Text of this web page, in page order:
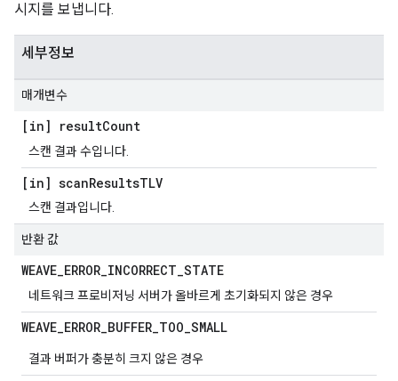
시지를 보냅니다.
세부정보
매개변수
[in] resultCount
스캔 결과 수입니다.
[in] scanResultsTLV
스캔 결과입니다.
반환 값
WEAVE_ERROR_INCORRECT_STATE
네트워크 프로비저닝 서버가 올바르게 초기화되지 않은 경우
WEAVE_ERROR_BUFFER_TOO_SMALL
결과 버퍼가 충분히 크지 않은 경우